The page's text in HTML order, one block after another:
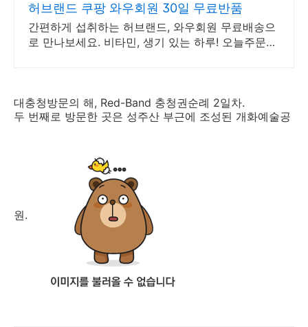
허브랜드 쿠팡 와우회원 30일 무료반품
간편하게 섭취하는 허브랜드, 와우회원 무료배송으
로 만나보세요. 비타민, 생기 있는 하루! 오늘주문
대충청방문의 해, Red-Band 충청권순례 2일차.
두 번째로 방문한 곳은 성주산 부근에 조성된 개화예술공
원.